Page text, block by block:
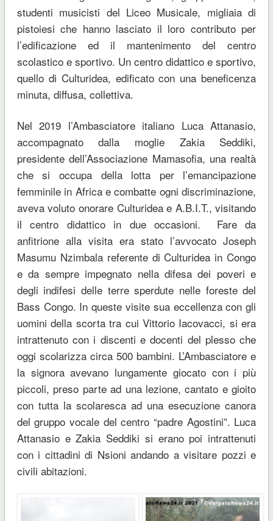
studenti musicisti del Liceo Musicale, migliaia di
pistoiesi che hanno lasciato il loro contributo per
l’edificazione ed il mantenimento del centro
scolastico e sportivo. Un centro didattico e sportivo,
quello di Culturidea, edificato con una beneficenza
minuta, diffusa, collettiva.
Nel 2019 l’Ambasciatore italiano Luca Attanasio,
accompagnato dalla moglie Zakia Seddiki,
presidente dell’Associazione Mamasofia, una realtà
che si occupa della lotta per l’emancipazione
femminile in Africa e combatte ogni discriminazione,
aveva voluto onorare Culturidea e A.B.I.T., visitando
il centro didattico in due occasioni. Fare da
anfitrione alla visita era stato l’avvocato Joseph
Masumu Nzimbala referente di Culturidea in Congo
e da sempre impegnato nella difesa dei poveri e
degli indifesi delle terre sperdute nelle foreste del
Bass Congo. In queste visite sua eccellenza con gli
uomini della scorta tra cui Vittorio Iacovacci, si era
intrattenuto con i discenti e docenti del plesso che
oggi scolarizza circa 500 bambini. L’Ambasciatore e
la signora avevano lungamente giocato con i più
piccoli, preso parte ad una lezione, cantato e gioito
con tutta la scolaresca ad una esecuzione canora
del gruppo vocale del centro “padre Agostini”. Luca
Attanasio e Zakia Seddiki si erano poi intrattenuti
con i cittadini di Nsioni andando a visitare pozzi e
civili abitazioni.